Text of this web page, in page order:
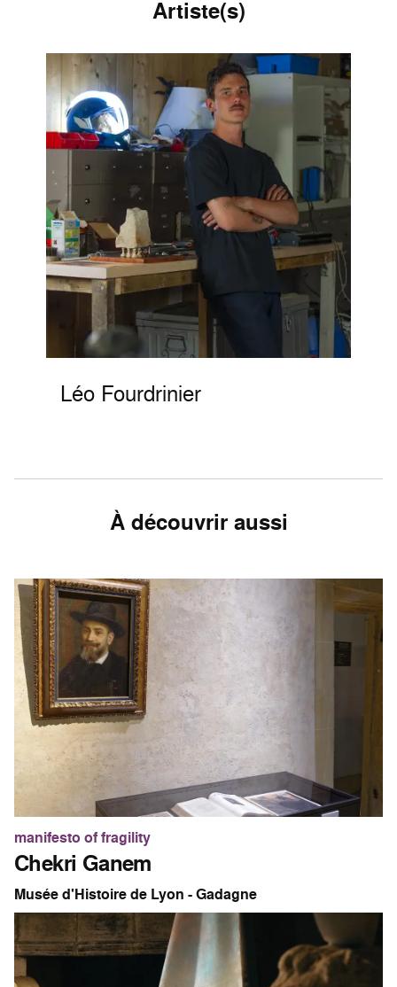
Artiste(s)
Léo Fourdrinier
À découvrir aussi
manifesto of fragility
Chekri Ganem
Musée d'Histoire de Lyon - Gadagne